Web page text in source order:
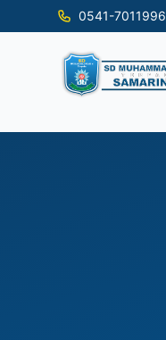
0541-7011996